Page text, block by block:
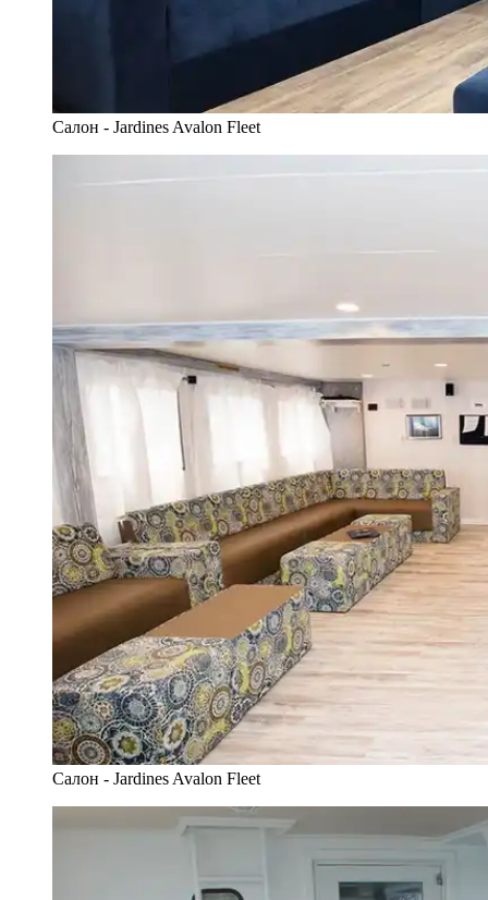
Салон - Jardines Avalon Fleet
Салон - Jardines Avalon Fleet